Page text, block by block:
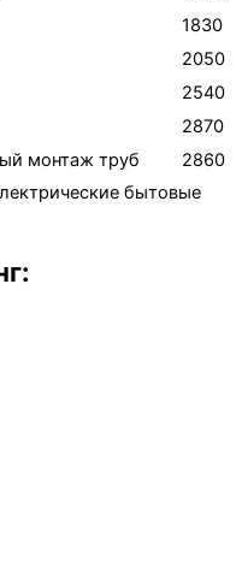
1830
2050
2540
2870
монтаж труб
2860
бытовые